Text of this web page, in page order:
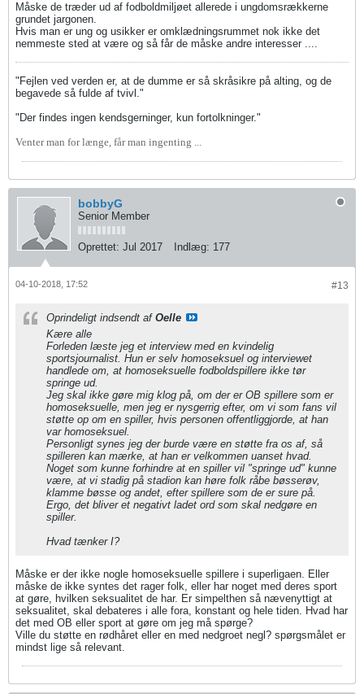
Måske de træder ud af fodboldmiljøet allerede i ungdomsrækkerne
grundet jargonen.
Hvis man er ung og usikker er omklædningsrummet nok ikke det
nemmeste sted at være og så får de måske andre interesser ....
"Fejlen ved verden er, at de dumme er så skråsikre på alting, og de
begavede så fulde af tvivl."
"Der findes ingen kendsgerninger, kun fortolkninger."
Venter man for længe, får man ingenting ...
bobbyG
Senior Member
Oprettet: Jul 2017 Indlæg: 177
#13
04-10-2018, 17:52
Oprindeligt indsendt af Oelle
Kære alle
Forleden læste jeg et interview med en kvindelig
sportsjournalist. Hun er selv homoseksuel og interviewet
handlede om, at homoseksuelle fodboldspillere ikke tør
springe ud.
Jeg skal ikke gøre mig klog på, om der er OB spillere som er
homoseksuelle, men jeg er nysgerrig efter, om vi som fans vil
støtte op om en spiller, hvis personen offentliggjorde, at han
var homoseksuel.
Personligt synes jeg der burde være en støtte fra os af, så
spilleren kan mærke, at han er velkommen uanset hvad.
Noget som kunne forhindre at en spiller vil "springe ud" kunne
være, at vi stadig på stadion kan høre folk råbe bøsserøv,
klamme bøsse og andet, efter spillere som de er sure på.
Ergo, det bliver et negativt ladet ord som skal nedgøre en
spiller.
Hvad tænker I?
Måske er der ikke nogle homoseksuelle spillere i superligaen. Eller
måske de ikke syntes det rager folk, eller har noget med deres sport
at gøre, hvilken seksualitet de har. Er simpelthen så nævenyttigt at
seksualitet, skal debateres i alle fora, konstant og hele tiden. Hvad har
det med OB eller sport at gøre om jeg må spørge?
Ville du støtte en rødhåret eller en med nedgroet negl? spørgsmålet er
mindst lige så relevant.